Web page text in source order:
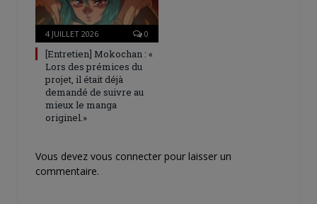
4 JUILLET 2026 0
[Entretien] Mokochan : «
Lors des prémices du
projet, il était déjà
demandé de suivre au
mieux le manga
originel.»
Vous devez vous connecter pour laisser un
commentaire.